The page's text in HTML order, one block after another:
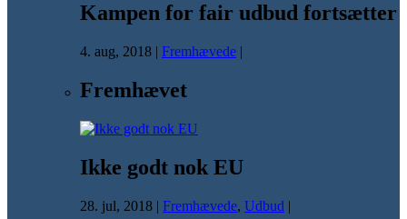
Kampen for fair udbud fortsætter
4. aug, 2018 | Fremhævede |
Fremhævet
Ikke godt nok EU
28. jul, 2018 | Fremhævede, Udbud |